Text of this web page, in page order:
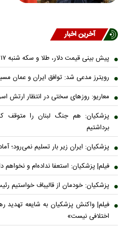
آخرین اخبار
پیش بینی قیمت دلار، طلا و سکه شنبه ۱۷ مرداد ۱۴۰۵
رویترز مدعی شد: توافق ایران و عمان
معاریو: روزهای سختی در انتظار ارتش
پزشکیان: هم جنگ لبنان را متوقف
برداشتیم
پزشکیان: ایران زیر بار تسلیم نمی‌رود؛
فیلم| پزشکیان: استعفا نداده‌ام و نخواهم
پزشکیان: خودمان از قالیباف خواستیم
فیلم| واکنش پزشکیان به شایعه تهدید
اختلافی نیست»